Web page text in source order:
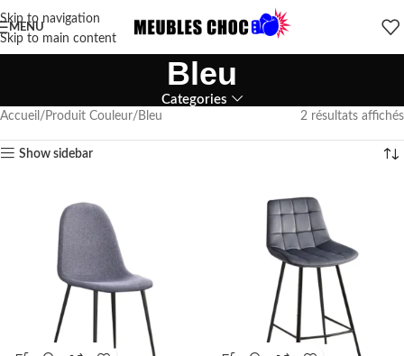
Skip to navigation
Skip to main content
MENU
Bleu
Categories
Accueil Produit Couleur Bleu 2 résultats affichés
Show sidebar